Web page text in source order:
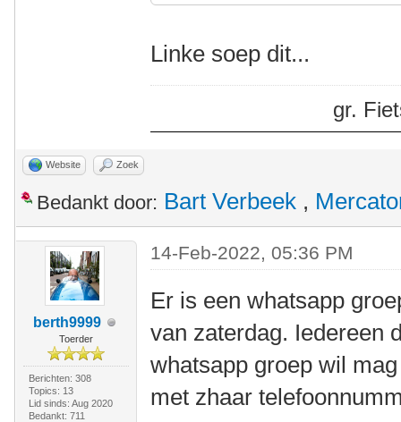
Linke soep dit...
gr.
Website Zoek
Bedankt door: Bart Verbeek ,
berth9999
Toerder
Berichten: 308
Topics: 13
Lid sinds: Aug 2020
Bedankt: 711
14-Feb-2022, 05:36 PM
Er is een whatsapp
van zaterdag. Iedereen
whatsapp groep wil
met zhaar